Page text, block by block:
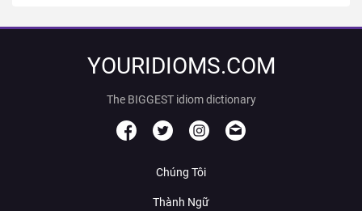
YOURIDIOMS.COM
The BIGGEST idiom dictionary
Chúng Tôi
Thành Ngữ